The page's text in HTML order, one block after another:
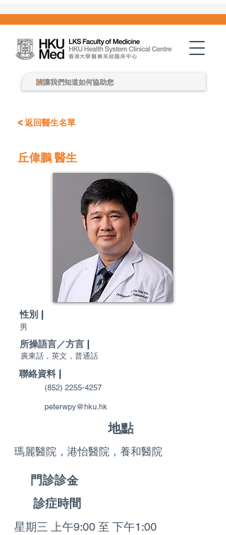
< 返回醫生名單
丘偉鵬 醫生
性別 |
男
所操語言／方言 |
廣東話，英文，普通話
聯絡資料 |
(852) 2255-4257
peterwpy@hku.hk
地點
瑪麗醫院，港怡醫院，養和醫院
門診診金
診症時間
星期三 上午9:00 至 下午1:00